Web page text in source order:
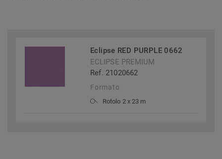
Eclipse RED PURPLE 0662
ECLIPSE PREMIUM
Ref. 21020662
Formato
Rotolo 2 x 23 m